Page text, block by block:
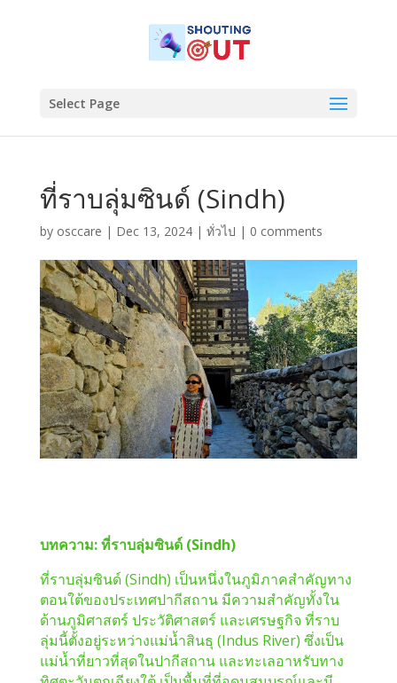
Select Page
ที่ราบลุ่มซินด์ (Sindh)
by osccare | Dec 13, 2024| ทั่วไป | 0 comments
บทความ: ที่ราบลุ่มซินด์ (Sindh)
ที่ราบลุ่มซินด์ (Sindh) เป็นหนึ่งในภูมิภาคสำคัญทาง
ตอนใต้ของประเทศปากีสถาน มีความสำคัญทั้งใน
ด้านภูมิศาสตร์ ประวัติศาสตร์ และเศรษฐกิจ ที่ราบ
ลุ่มนี้ตั้งอยู่ระหว่างแม่น้ำสินธุ (Indus River) ซึ่งเป็น
แม่น้ำที่ยาวที่สุดในปากีสถาน และทะเลอาหรับทาง